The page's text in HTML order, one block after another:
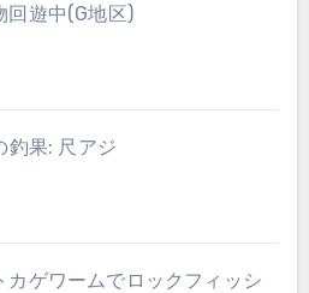
回遊中(G地区)
釣果: 尺アジ
カゲワームでロックフィッシ